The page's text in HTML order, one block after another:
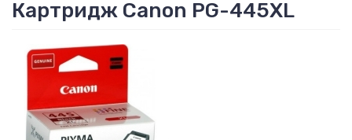
Картридж Canon PG-445XL